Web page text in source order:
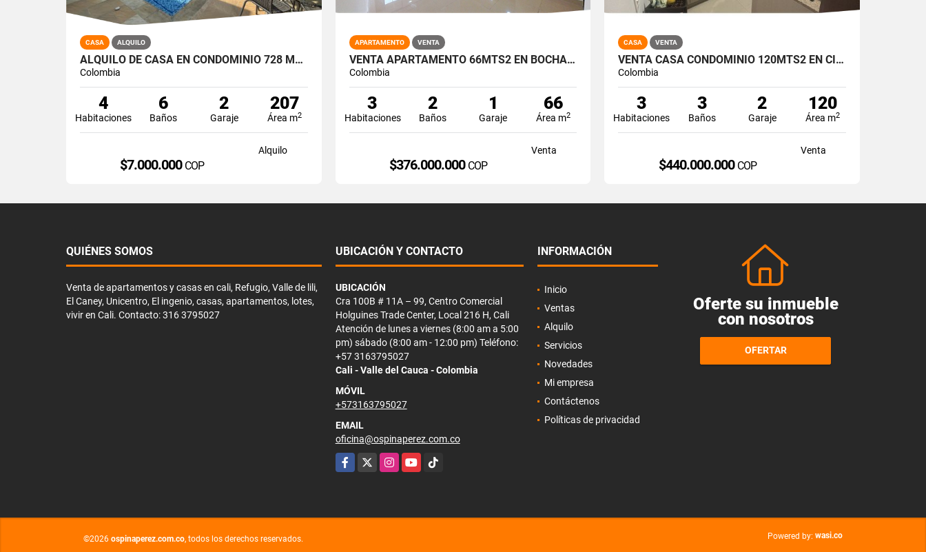
CASA ALQUILO
ALQUILO DE CASA EN CONDOMINIO 728 MTRS2 ALFAGUARA, JAMUNDÍ, A-143
Colombia
4
Habitaciones
6
Baños
2
Garaje
207
Área m2
Alquilo
$7.000.000 COP
APARTAMENTO VENTA
VENTA APARTAMENTO 66MTS2 EN BOCHALEMA, SUR DE CALI, 14973-4
Colombia
3
Habitaciones
2
Baños
1
Garaje
66
Área m2
Venta
$376.000.000 COP
CASA VENTA
VENTA CASA CONDOMINIO 120MTS2 EN CIUDAD COUNTRY, JAMUNDÍ 14783-1
Colombia
3
Habitaciones
3
Baños
2
Garaje
120
Área m2
Venta
$440.000.000 COP
QUIÉNES SOMOS
Venta de apartamentos y casas en cali, Refugio, Valle de lili,
El Caney, Unicentro, El ingenio, casas, apartamentos, lotes,
vivir en Cali. Contacto: 316 3795027
UBICACIÓN Y CONTACTO
UBICACIÓN
Cra 100B # 11A – 99, Centro Comercial
Holguines Trade Center, Local 216 H, Cali
Atención de lunes a viernes (8:00 am a 5:00
pm) sábado (8:00 am - 12:00 pm) Teléfono:
+57 3163795027
Cali - Valle del Cauca - Colombia
MÓVIL
+573163795027
EMAIL
oficina@ospinaperez.com.co
Facebook
X InstagramYouTubeTikTok
INFORMACIÓN
Inicio
Ventas
Alquilo
Servicios
Novedades
Mi empresa
Contáctenos
Políticas de privacidad
Oferte su inmueble
con nosotros
OFERTAR
©2026 ospinaperez.com.co, todos los derechos reservados. Powered by: wasi.co